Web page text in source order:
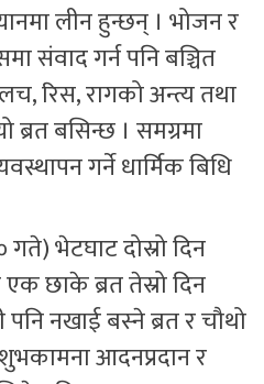
लीन हुन्छन् । भोजन र
संवाद गर्न पनि बञ्चित
रिस, रागको अन्त्य तथा
ब्रत बसिन्छ । समग्रमा
गर्ने धार्मिक बिधि
भेटघाट दोस्रो दिन
छाके ब्रत तेस्रो दिन
नखाई बस्ने ब्रत र चौथो
आदनप्रदान र